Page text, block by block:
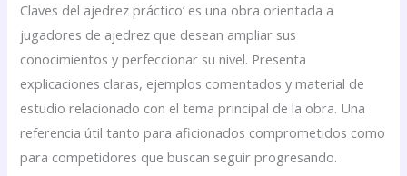
Claves del ajedrez práctico’ es una obra orientada a
jugadores de ajedrez que desean ampliar sus
conocimientos y perfeccionar su nivel. Presenta
explicaciones claras, ejemplos comentados y material de
estudio relacionado con el tema principal de la obra. Una
referencia útil tanto para aficionados comprometidos como
para competidores que buscan seguir progresando.